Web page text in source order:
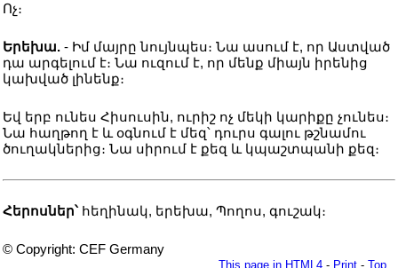
Ոչ։
Երեխա. - Իմ մայրը նույնպես։ Նա ասում է, որ Աստված
դա արգելում է։ Նա ուզում է, որ մենք միայն իրենից
կախված լինենք։
Եվ երբ ունես Հիսուսին, ուրիշ ոչ մեկի կարիքը չունես։
Նա հաղթող է և օգնում է մեզ՝ դուրս գալու թշնամու
ծուղակներից։ Նա սիրում է քեզ և կպաշտպանի քեզ։
Հերոսներ՝հեղինակ, երեխա, Պողոս, գուշակ։
© Copyright: CEF Germany
This page in HTML4 - Print - Top